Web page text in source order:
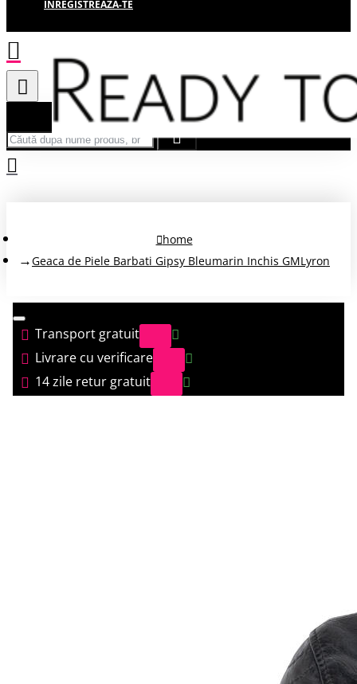
ÎNREGISTREAZĂ-TE
Căută după nume produs, brand...
home
Geaca de Piele Barbati Gipsy Bleumarin Inchis GMLyron
Transport gratuit
Livrare cu verificare
14 zile retur gratuit